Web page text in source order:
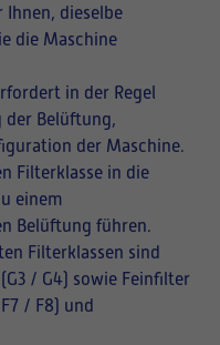
dieselbe
die Maschine
in der Regel
der Belüftung,
der Maschine.
Filterklasse in die
einem
Belüftung führen.
Filterklassen sind
/ G4) sowie Feinfilter
/ F8) und